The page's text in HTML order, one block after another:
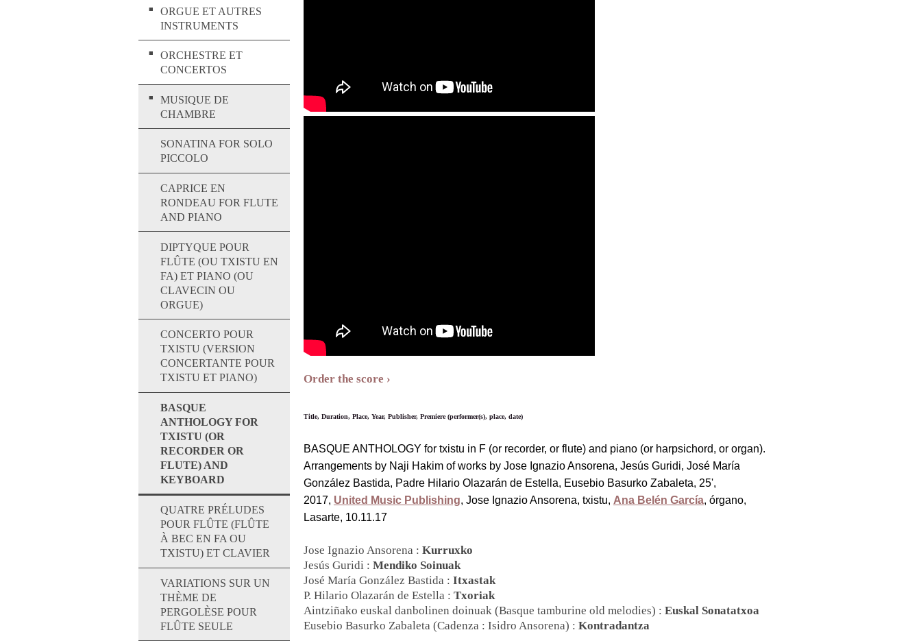
ORGUE ET AUTRES
INSTRUMENTS
ORCHESTRE ET
CONCERTOS
MUSIQUE DE
CHAMBRE
SONATINA FOR SOLO
PICCOLO
CAPRICE EN
RONDEAU FOR FLUTE
AND PIANO
DIPTYQUE POUR
FLÛTE (OU TXISTU EN
FA) ET PIANO (OU
CLAVECIN OU
ORGUE)
CONCERTO POUR
TXISTU (VERSION
CONCERTANTE POUR
TXISTU ET PIANO)
BASQUE
ANTHOLOGY FOR
TXISTU (OR
RECORDER OR
FLUTE) AND
KEYBOARD
QUATRE PRÉLUDES
POUR FLÛTE (FLÛTE
À BEC EN FA OU
TXISTU) ET CLAVIER
VARIATIONS SUR UN
THÈME DE
PERGOLÈSE POUR
FLÛTE SEULE
Order the score
Title, Duration, Place, Year, Publisher, Premiere (performer(s), place, date)
BASQUE ANTHOLOGY for txistu in F (or recorder, or flute) and piano (or harpsichord, or organ).
Arrangements by Naji Hakim of works by Jose Ignazio Ansorena, Jesús Guridi, José María
González Bastida, Padre Hilario Olazarán de Estella, Eusebio Basurko Zabaleta, 25',
2017, United Music Publishing, Jose Ignazio Ansorena, txistu, Ana Belén García, órgano,
Lasarte, 10.11.17
Jose Ignazio Ansorena : Kurruxko
Jesús Guridi : Mendiko Soinuak
José María González Bastida : Itxastak
P. Hilario Olazarán de Estella : Txoriak
Aintziñako euskal danbolinen doinuak (Basque tamburine old melodies) : Euskal Sonatatxoa
Eusebio Basurko Zabaleta (Cadenza : Isidro Ansorena) : Kontradantza